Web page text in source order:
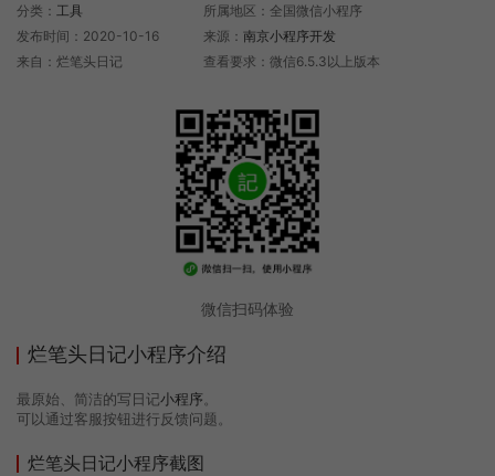
分类： 工具
发布时间：2020-10-16
来自：烂笔头日记
所属地区：全国微信小程序
来源： 南京小程序开发
查看要求：微信6.5.3以上版本
微信扫码体验
烂笔头日记小程序介绍
最原始、简洁的写日记小程序
可以通过客服按钮进行反馈问题。
烂笔头日记小程序截图